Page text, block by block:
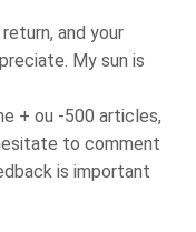
and your
My sun is
+ ou -500 articles,
to comment
is important